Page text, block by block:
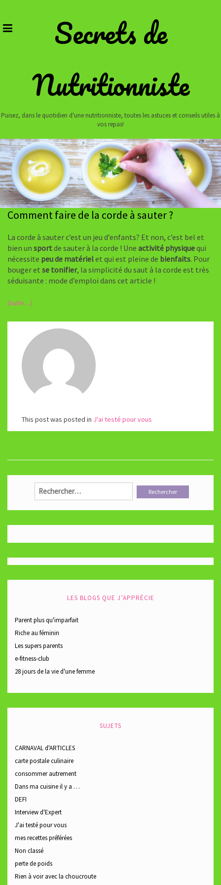
content
Secrets de
Nutritionniste
Puisez, dans le quotidien d'une nutritionniste, toutes les astuces et conseils utiles à
vos repas!
Comment faire de la corde à sauter ?
La corde à sauter c’est un jeu d’enfants? Et non, c’est bel et
bien un sportde sauter à la corde ! Une activité physiquequi
nécessite peu de matérielet qui est pleine de bienfaits. Pour
bouger et se tonifier, la simplicité du saut à la corde est très
séduisante : mode d’emploi dans cet article !
(suite…)
This post was posted in J'ai testé pour vous
Rechercher :
LES BLOGS QUE J’APPRÉCIE
Parent plus qu'imparfait
Riche au féminin
Les supers parents
e-fitness-club
28 jours de la vie d'une femme
SUJETS
CARNAVAL d'ARTICLES
carte postale culinaire
consommer autrement
Dans ma cuisine il y a …
DEFI
Interview d'Expert
J'ai testé pour vous
mes recettes préférées
Non classé
perte de poids
Rien à voir avec la choucroute